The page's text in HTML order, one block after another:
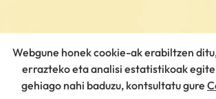
Webgune honek cookie-ak erabiltzen
errazteko eta analisi estatistikoak
gehiago nahi baduzu, kontsultatu gure